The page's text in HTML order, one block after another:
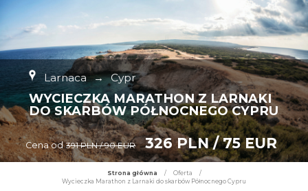
Larnaca → Cypr
WYCIECZKA MARATHON Z LARNAKI
DO SKARBÓW PÓŁNOCNEGO CYPRU
Cena od 391 PLN / 90 EUR 326 PLN / 75 EUR
Strona główna / Oferta
/
Wycieczka Marathon z Larnaki do skarbów Północnego Cypru